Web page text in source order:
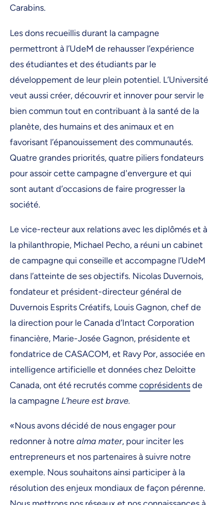
Carabins.
Les dons recueillis durant la campagne
permettront à l’UdeM de rehausser l’expérience
des étudiantes et des étudiants par le
développement de leur plein potentiel. L’Université
veut aussi créer, découvrir et innover pour servir le
bien commun tout en contribuant à la santé de la
planète, des humains et des animaux et en
favorisant l’épanouissement des communautés.
Quatre grandes priorités, quatre piliers fondateurs
pour assoir cette campagne d'envergure et qui
sont autant d’occasions de faire progresser la
société.
Le vice-recteur aux relations avec les diplômés et à
la philanthropie, Michael Pecho, a réuni un cabinet
de campagne qui conseille et accompagne l’UdeM
dans l’atteinte de ses objectifs. Nicolas Duvernois,
fondateur et président-directeur général de
Duvernois Esprits Créatifs, Louis Gagnon, chef de
la direction pour le Canada d’Intact Corporation
financière, Marie-Josée Gagnon, présidente et
fondatrice de CASACOM, et Ravy Por, associée en
intelligence artificielle et données chez Deloitte
Canada, ont été recrutés commecoprésidentsde
la campagne L’heure est brave.
«Nous avons décidé de nous engager pour
redonner à notrealma mater, pour inciter les
entrepreneurs et nos partenaires à suivre notre
exemple. Nous souhaitons ainsi participer à la
résolution des enjeux mondiaux de façon pérenne.